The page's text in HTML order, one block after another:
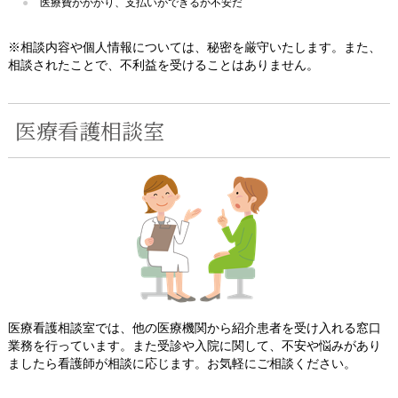
医療費がかかり、支払いができるか不安だ
※相談内容や個人情報については、秘密を厳守いたします。また、
相談されたことで、不利益を受けることはありません。
医療看護相談室
医療看護相談室では、他の医療機関から紹介患者を受け入れる窓口
業務を行っています。また受診や入院に関して、不安や悩みがあり
ましたら看護師が相談に応じます。お気軽にご相談ください。